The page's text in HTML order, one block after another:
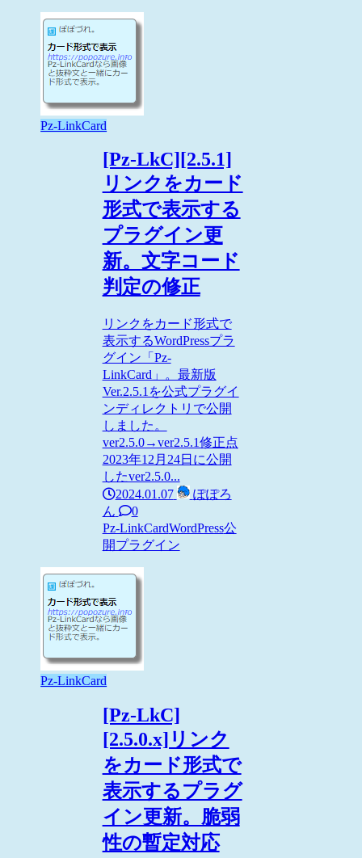
Pz-LinkCard
[Pz-LkC][2.5.1]
リンクをカード
形式で表示する
プラグイン更
新。文字コード
判定の修正
リンクをカード形式で
表示するWordPressプラ
グイン「Pz-
LinkCard」。最新版
Ver.2.5.1を公式プラグイ
ンディレクトリで公開
しました。
ver2.5.0→ver2.5.1修正点
2023年12月24日に公開
したver2.5.0...
2024.01.07
ぽぽろ
ん
0
Pz-LinkCardWordPress公
開プラグイン
Pz-LinkCard
[Pz-LkC]
[2.5.0.x]リンク
をカード形式で
表示するプラグ
イン更新。脆弱
性の暫定対応